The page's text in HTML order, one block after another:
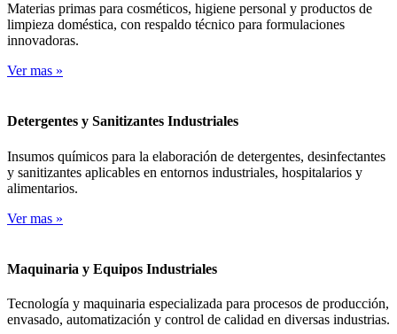
Materias primas para cosméticos, higiene personal y productos de
limpieza doméstica, con respaldo técnico para formulaciones
innovadoras.
Ver mas »
Detergentes y Sanitizantes Industriales
Insumos químicos para la elaboración de detergentes, desinfectantes
y sanitizantes aplicables en entornos industriales, hospitalarios y
alimentarios.
Ver mas »
Maquinaria y Equipos Industriales
Tecnología y maquinaria especializada para procesos de producción,
envasado, automatización y control de calidad en diversas industrias.